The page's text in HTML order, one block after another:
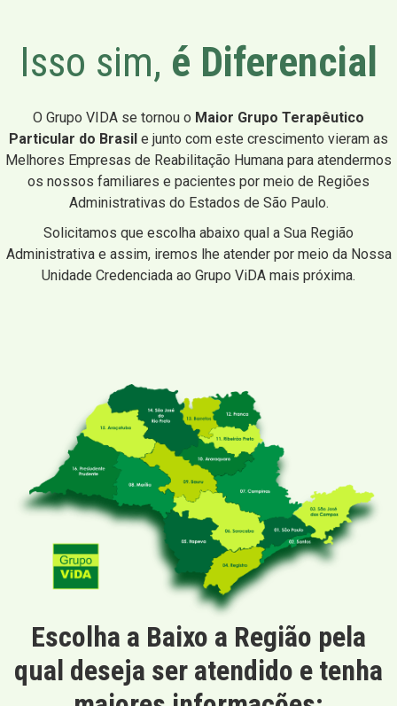
Isso sim, é Diferencial
O Grupo VIDA se tornou o Maior Grupo Terapêutico
Particular do Brasil e junto com este crescimento vieram as
Melhores Empresas de Reabilitação Humana para atendermos
os nossos familiares e pacientes por meio de Regiões
Administrativas do Estados de São Paulo.
Solicitamos que escolha abaixo qual a Sua Região
Administrativa e assim, iremos lhe atender por meio da Nossa
Unidade Credenciada ao Grupo ViDA mais próxima.
Escolha a Baixo a Região pela
qual deseja ser atendido e tenha